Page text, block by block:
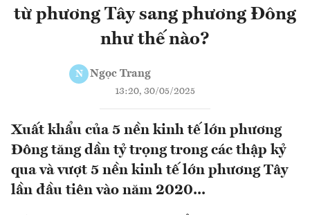
từ phương Tây sang phương Đông
như thế nào?
N Ngọc Trang
13:20, 30/05/2025
Xuất khẩu của 5 nền kinh tế lớn phương
Đông tăng dần tỷ trọng trong các thập kỷ
qua và vượt 5 nền kinh tế lớn phương Tây
lần đầu tiên vào năm 2020...